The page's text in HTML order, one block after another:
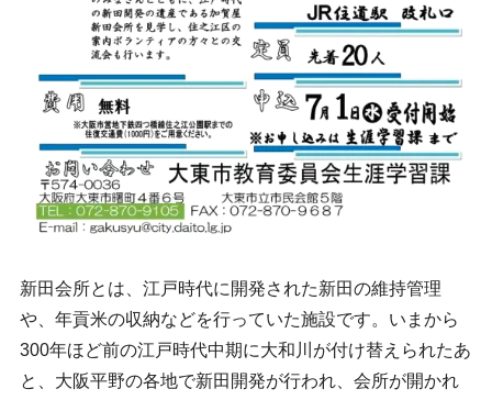
新田会所とは、江戸時代に開発された新田の維持管理
や、年貢米の収納などを行っていた施設です。いまから
300年ほど前の江戸時代中期に大和川が付け替えられたあ
と、大阪平野の各地で新田開発が行われ、会所が開かれ